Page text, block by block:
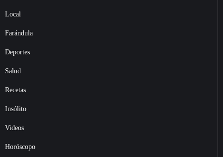
Local
Farándula
Deportes
Salud
Recetas
Insólito
Videos
Horóscopo